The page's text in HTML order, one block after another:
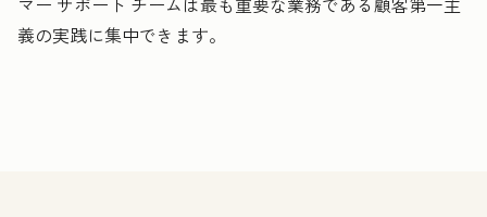
義の実践に集中できます。